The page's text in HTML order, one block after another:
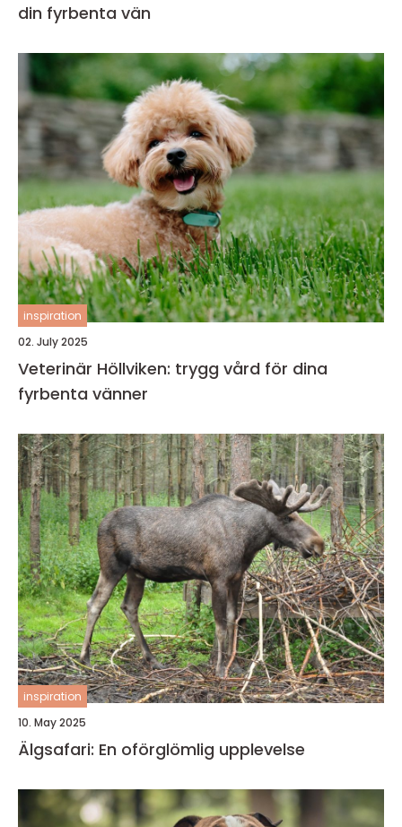
din fyrbenta vän
inspiration
02. July 2025
Veterinär Höllviken: trygg vård för dina
fyrbenta vänner
inspiration
10. May 2025
Älgsafari: En oförglömlig upplevelse